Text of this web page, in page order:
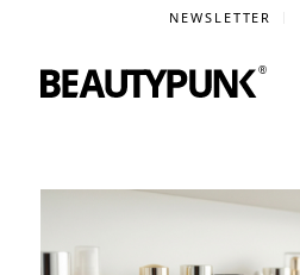
NEWSLETTER